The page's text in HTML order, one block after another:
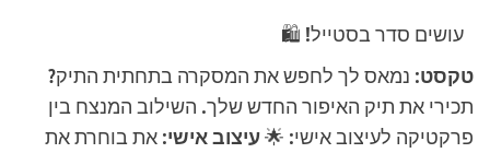
עושים סדר בסטייל! 🛍️
טקסט: נמאס לך לחפש את המסקרה בתחתית התיק?
תכירי את תיק האיפור החדש שלך. השילוב המנצח בין
פרקטיקה לעיצוב אישי: 🌟עיצוב אישי: את בוחרת את